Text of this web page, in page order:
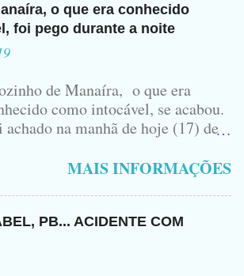
o que era conhecido
foi pego durante a noite
de Manaíra, o que era
como intocável, se acabou.
achado na manhã de hoje (17) de
Sertão da Paraíba, o Lendário
. Segundo informações , o
Leonardo, 22 anos, foi
com disparo de calibre 12. O
pela Justiça havia matado
dele, Fabrícia Nogueira ,
MAIS INFORMAÇÕES
PB... ACIDENTE COM